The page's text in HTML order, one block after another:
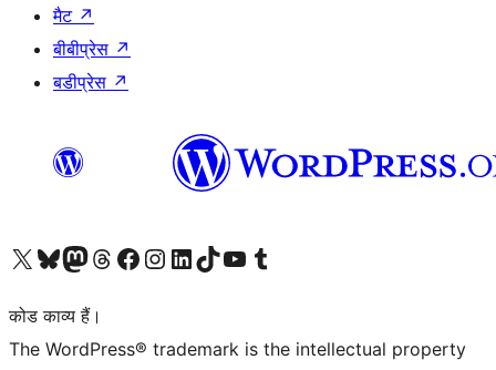
मैट ↗
बीबीप्रेस ↗
बडीप्रेस ↗
Visit our X (formerly Twitter) account
हमारे बलुस्की खाते पर जाएँVisit our Mastodon account
हमारे थ्रेड्स अकाउंट पर जाएंहमारे फेसबुक पेज पर जाएँहमारे इंस्टाग्राम अकाउंट पर जाएंहमारे लिंक्डइन खाते पर जाएँहमारे टिकटॉक खाते पर जाएँहमारे यूट्यूब चैनल पर जाएंहमारे Tumblr खाते पर जाएँ
कोड काव्य हैं।
The WordPress® trademark is the intellectual property